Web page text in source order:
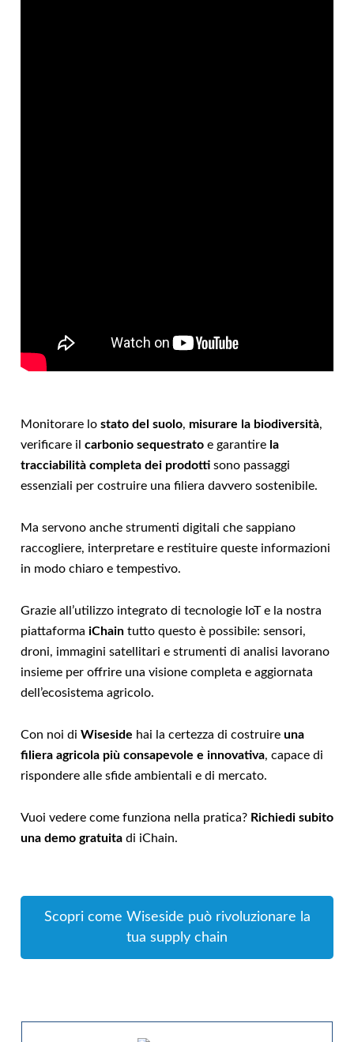
Monitorare lo stato del suolo, misurare la biodiversità,
verificare il carbonio sequestrato e garantire la
tracciabilità completa dei prodotti sono passaggi
essenziali per costruire una filiera davvero sostenibile.
Ma servono anche strumenti digitali che sappiano
raccogliere, interpretare e restituire queste informazioni
in modo chiaro e tempestivo.
Grazie all’utilizzo integrato di tecnologie IoT e la nostra
piattaforma iChain tutto questo è possibile: sensori,
droni, immagini satellitari e strumenti di analisi lavorano
insieme per offrire una visione completa e aggiornata
dell’ecosistema agricolo.
Con noi di Wiseside hai la certezza di costruire una
filiera agricola più consapevole e innovativa, capace di
rispondere alle sfide ambientali e di mercato.
Vuoi vedere come funziona nella pratica? Richiedi subito
una demo gratuita di iChain.
Scopri come Wiseside può rivoluzionare la
tua supply chain